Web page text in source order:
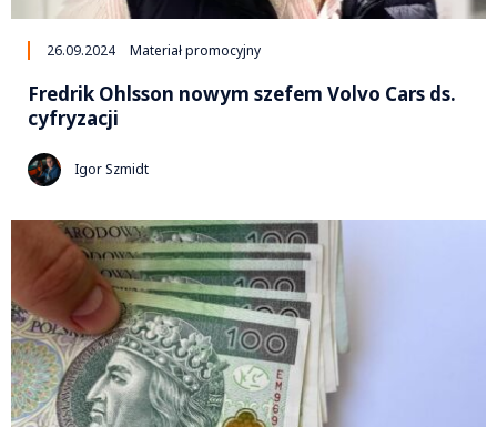
26.09.2024 Materiał promocyjny
Fredrik Ohlsson nowym szefem Volvo Cars ds.
cyfryzacji
Igor Szmidt